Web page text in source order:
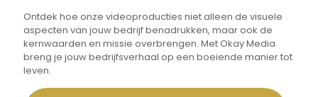
Ontdek hoe onze videoproducties niet alleen de visuele
aspecten van jouw bedrijf benadrukken, maar ook de
kernwaarden en missie overbrengen. Met Okay Media
breng je jouw bedrijfsverhaal op een boeiende manier tot
leven.